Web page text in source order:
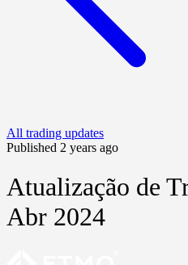
All trading updates
Published 2 years ago
Atualização de
Abr 2024